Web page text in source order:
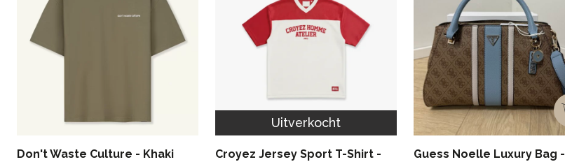
Don't Waste Culture - Khaki
Uitverkocht
Croyez Jersey Sport T-Shirt -
Guess Noelle Luxury Bag -